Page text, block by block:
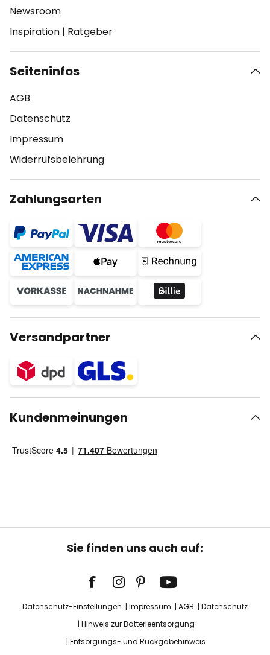
Newsroom
Inspiration | Ratgeber
Seiteninfos
AGB
Datenschutz
Impressum
Widerrufsbelehrung
Zahlungsarten
Versandpartner
Kundenmeinungen
Sie finden uns auch auf:
Datenschutz-Einstellungen Impressum AGB
Datenschutz
Hinweis zur Batterieentsorgung
Entsorgungs- und Rückgabehinweis